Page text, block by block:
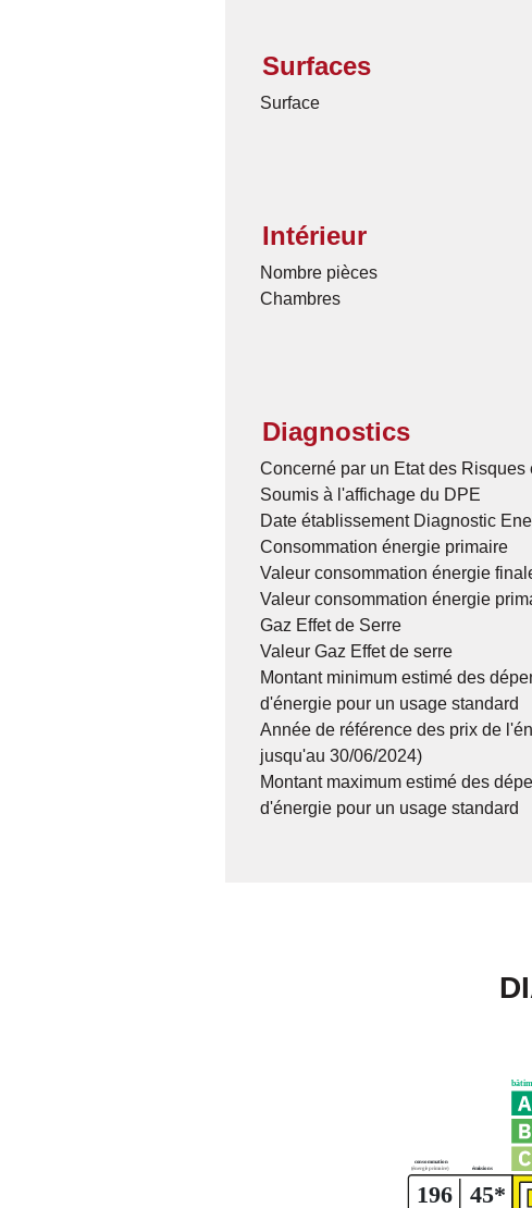
Surfaces
Surface
Intérieur
Nombre pièces
Chambres
Diagnostics
Concerné par un Etat des
Soumis à l'affichage du DPE
Date établissement Diagnostic
Consommation énergie primaire
Valeur consommation énergie
Valeur consommation énergie
Gaz Effet de Serre
Valeur Gaz Effet de serre
Montant minimum estimé des
d'énergie pour un usage standard
Année de référence des prix de
jusqu'au 30/06/2024)
Montant maximum estimé des
d'énergie pour un usage standard